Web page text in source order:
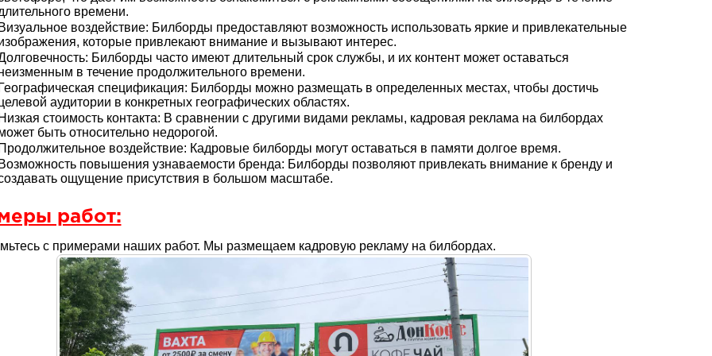
времени.
Визуальное воздействие: Билборды предоставляют возможность использовать яркие и привлекательные
которые привлекают внимание и вызывают интерес.
Билборды часто имеют длительный срок службы, и их контент может оставаться
в течение продолжительного времени.
Географическая спецификация: Билборды можно размещать в определенных местах, чтобы достичь
аудитории в конкретных географических областях.
Низкая стоимость контакта: В сравнении с другими видами рекламы, кадровая реклама на билбордах
быть относительно недорогой.
Продолжительное воздействие: Кадровые билборды могут оставаться в памяти долгое время.
Возможность повышения узнаваемости бренда: Билборды позволяют привлекать внимание к бренду и
ощущение присутствия в большом масштабе.
работ:
с примерами наших работ. Мы размещаем кадровую рекламу на билбордах.